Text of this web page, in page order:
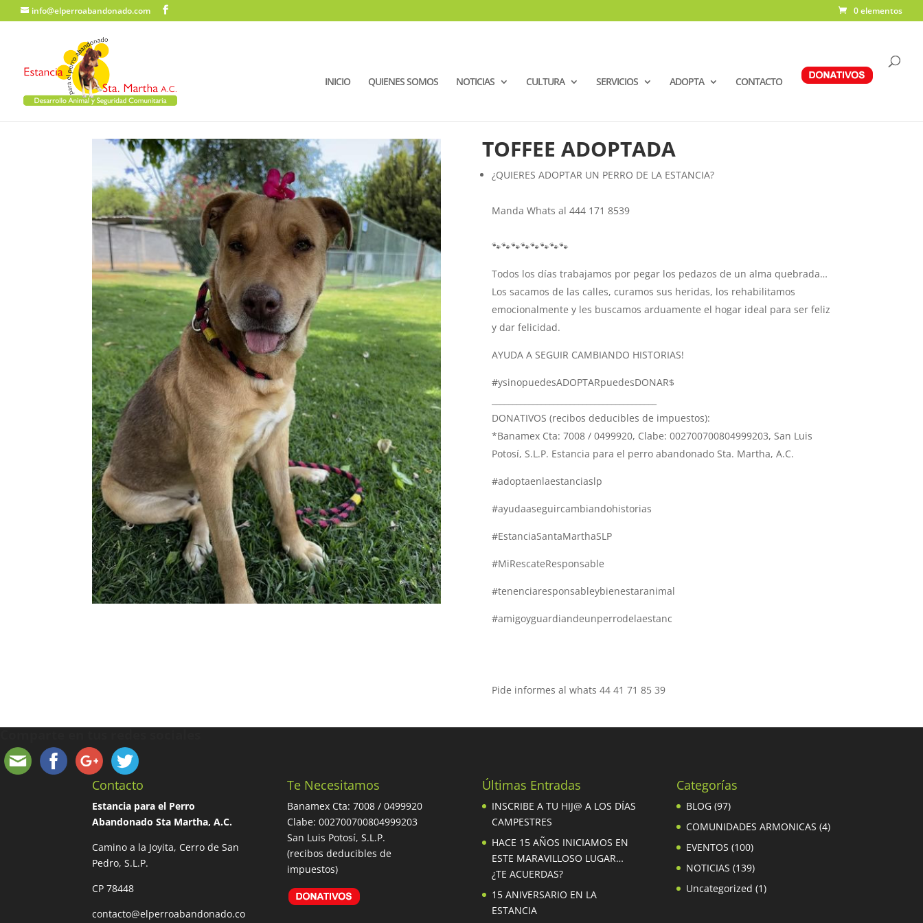
info@elperroabandonado.com 0 elementos
INICIO QUIENES SOMOS NOTICIAS CULTURA SERVICIOS ADOPTA CONTACTO
TOFFEE ADOPTADA
¿QUIERES ADOPTAR UN PERRO DE LA ESTANCIA?
Manda Whats al 444 171 8539
🐾🐾🐾🐾🐾🐾🐾🐾
Todos los días trabajamos por pegar los pedazos de un alma quebrada…
Los sacamos de las calles, curamos sus heridas, los rehabilitamos
emocionalmente y les buscamos arduamente el hogar ideal para ser feliz
y dar felicidad.
AYUDA A SEGUIR CAMBIANDO HISTORIAS!
#ysinopuedesADOPTARpuedesDONAR$
DONATIVOS (recibos deducibles de impuestos):
*Banamex Cta: 7008 / 0499920, Clabe: 002700700804999203, San Luis
Potosí, S.L.P. Estancia para el perro abandonado Sta. Martha, A.C.
#adoptaenlaestanciaslp
#ayudaaseguircambiandohistorias
#EstanciaSantaMarthaSLP
#MiRescateResponsable
#tenenciaresponsableybienestaranimal
#amigoyguardiandeunperrodelaestanc
Pide informes al whats 44 41 71 85 39
Contacto
Estancia para el Perro
Abandonado Sta Martha, A.C.
Camino a la Joyita, Cerro de San
Pedro, S.L.P.
CP 78448
contacto@elperroabandonado.co
Te Necesitamos
Banamex Cta: 7008 / 0499920
Clabe: 002700700804999203
San Luis Potosí, S.L.P.
(recibos deducibles de
impuestos)
Últimas Entradas
INSCRIBE A TU HIJ@ A LOS DÍAS
CAMPESTRES
HACE 15 AÑOS INICIAMOS EN
ESTE MARAVILLOSO LUGAR…
¿TE ACUERDAS?
15 ANIVERSARIO EN LA
ESTANCIA
Categorías
BLOG (97)
COMUNIDADES ARMONICAS (4)
EVENTOS (100)
NOTICIAS (139)
Uncategorized (1)